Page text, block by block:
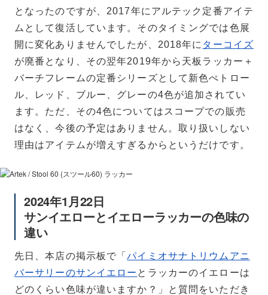
となったのですが、2017年にアルテック定番アイテ
ムとして復活しています。そのタイミングでは色展
開に変化ありませんでしたが、2018年に ターコイズ
が廃番となり、その翌年2019年から天板ラッカー＋
バーチフレームの定番シリーズとして新色ぺトロー
ル、レッド、ブルー、グレーの4色が追加されてい
ます。ただ、その4色についてはスコープでの販売
はなく、今後の予定はありません。取り扱いしない
理由はアイテムが増えすぎるからというだけです。
2024年1月22日
サンイエローとイエローラッカーの色味の
違い
先日、本店の掲示板で「パイミオサナトリウムアニ
バーサリーのサンイエロー とラッカーのイエローは
どのくらい色味が違いますか？」と質問をいただき